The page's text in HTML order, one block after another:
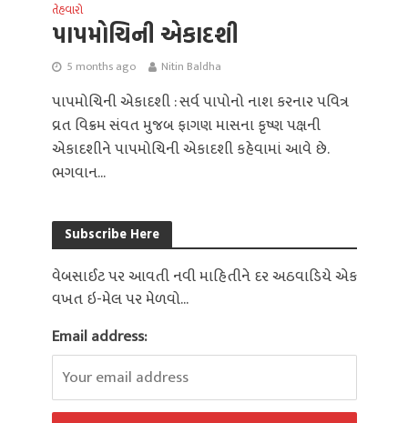
તેહવારો
પાપમોચિની એકાદશી
5 months ago Nitin Baldha
પાપમોચિની એકાદશી : સર્વ પાપોનો નાશ કરનાર પવિત્ર
વ્રત વિક્રમ સંવત મુજબ ફાગણ માસના કૃષ્ણ પક્ષની
એકાદશીને પાપમોચિની એકાદશી કહેવામાં આવે છે.
ભગવાન...
Subscribe Here
વેબસાઈટ પર આવતી નવી માહિતીને દર અઠવાડિયે એક
વખત ઇ-મેલ પર મેળવો...
Email address: